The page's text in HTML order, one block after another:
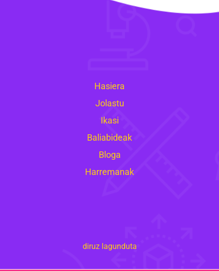
Hasiera
Jolastu
Ikasi
Baliabideak
Bloga
Harremanak
diruz lagunduta